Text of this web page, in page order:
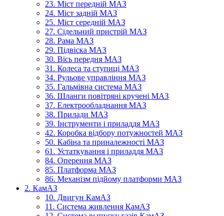
23. Міст передній МАЗ
24. Міст задній МАЗ
25. Міст середній МАЗ
27. Сідельний пристрій МАЗ
28. Рама МАЗ
29. Підвіска МАЗ
30. Вісь передня МАЗ
31. Колеса та ступиці МАЗ
34. Рульове управління МАЗ
35. Гальмівна система МАЗ
36. Шланги повітряні кручені МАЗ
37. Електрообладнання МАЗ
38. Прилади МАЗ
39. Інструменти і приладдя МАЗ
42. Коробка відбору потужностей МАЗ
50. Кабіна та приналежності МАЗ
61. Устаткування і приладдя МАЗ
84. Оперення МАЗ
85. Платформа МАЗ
86. Механізм підйому платформи МАЗ
2. КамАЗ
10. Двигун КамАЗ
11. Система живлення КамАЗ